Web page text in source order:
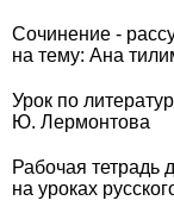
Сочинение -
на тему: Ана
Урок по
Ю. Лермонтова
Рабочая тетрадь
на уроках